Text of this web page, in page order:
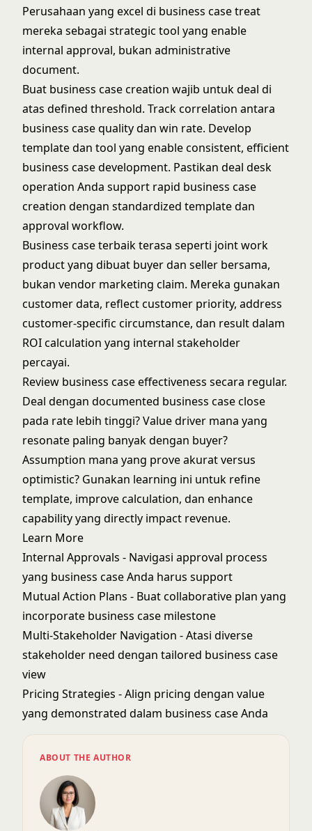
Perusahaan yang excel di business case treat
mereka sebagai strategic tool yang enable
internal approval, bukan administrative
document.
Buat business case creation wajib untuk deal di
atas defined threshold. Track correlation antara
business case quality dan win rate. Develop
template dan tool yang enable consistent, efficient
business case development. Pastikan deal desk
operation Anda support rapid business case
creation dengan standardized template dan
approval workflow.
Business case terbaik terasa seperti joint work
product yang dibuat buyer dan seller bersama,
bukan vendor marketing claim. Mereka gunakan
customer data, reflect customer priority, address
customer-specific circumstance, dan result dalam
ROI calculation yang internal stakeholder
percayai.
Review business case effectiveness secara regular.
Deal dengan documented business case close
pada rate lebih tinggi? Value driver mana yang
resonate paling banyak dengan buyer?
Assumption mana yang prove akurat versus
optimistic? Gunakan learning ini untuk refine
template, improve calculation, dan enhance
capability yang directly impact revenue.
Learn More
Internal Approvals - Navigasi approval process
yang business case Anda harus support
Mutual Action Plans - Buat collaborative plan yang
incorporate business case milestone
Multi-Stakeholder Navigation - Atasi diverse
stakeholder need dengan tailored business case
view
Pricing Strategies - Align pricing dengan value
yang demonstrated dalam business case Anda
ABOUT THE AUTHOR